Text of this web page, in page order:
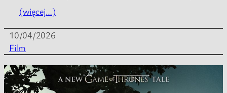
(więcej…)
10/04/2026
Film